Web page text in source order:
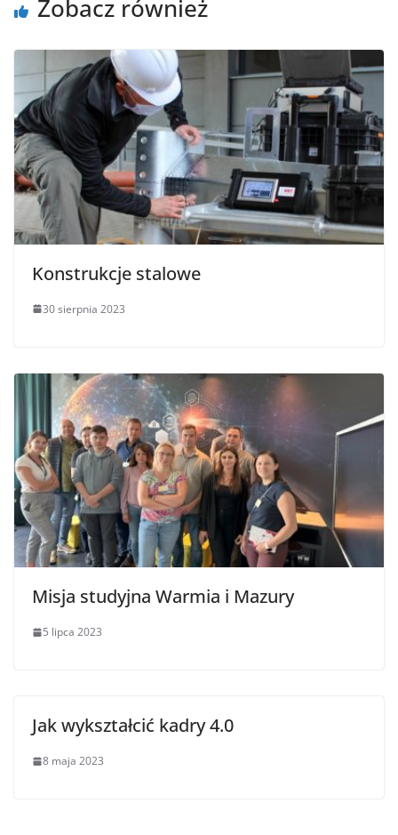
Zobacz również
Konstrukcje stalowe
30 sierpnia 2023
Misja studyjna Warmia i Mazury
5 lipca 2023
Jak wykształcić kadry 4.0
8 maja 2023